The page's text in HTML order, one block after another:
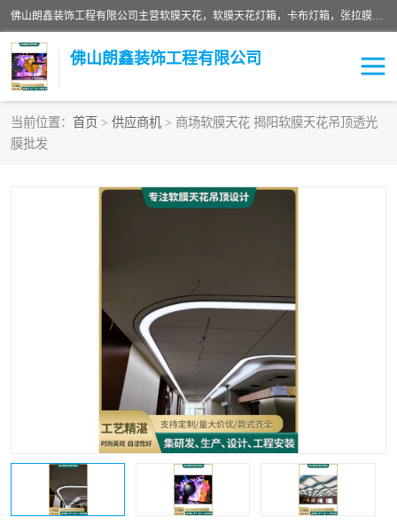
佛山朗鑫装饰工程有限公司主营软膜天花，软膜天花灯箱，卡布灯箱，张拉膜等产品，价格实惠，支持定制；公司专业装饰铺面，家居，会展特装，软膜等工程，技能精良人员，安装快、价格合理，质量保证、热诚与各方有识人士合作，欢迎新老客户来电咨询。
佛山朗鑫装饰工程有限公司
当前位置： 首页 > 供应商机 > 商场软膜天花 揭阳软膜天花吊顶透光
膜批发
软膜天花灯箱
软膜吊顶